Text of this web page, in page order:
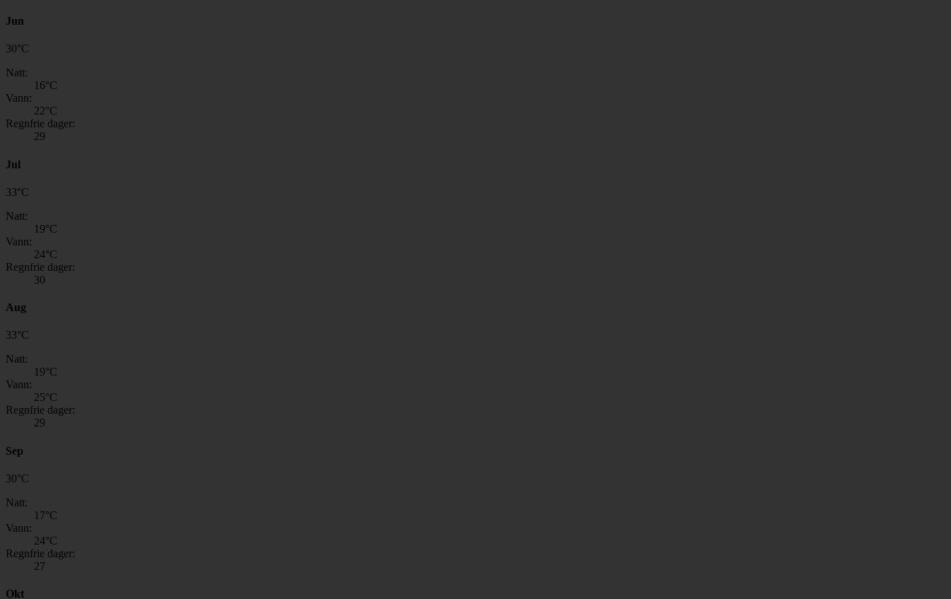
Jun
30°C
Natt:
16°C
Vann:
22°C
Regnfrie dager:
29
Jul
33°C
Natt:
19°C
Vann:
24°C
Regnfrie dager:
30
Aug
33°C
Natt:
19°C
Vann:
25°C
Regnfrie dager:
29
Sep
30°C
Natt:
17°C
Vann:
24°C
Regnfrie dager:
27
Okt